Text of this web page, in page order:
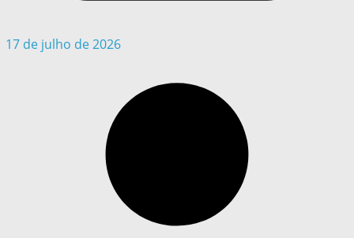
17 de julho de 2026